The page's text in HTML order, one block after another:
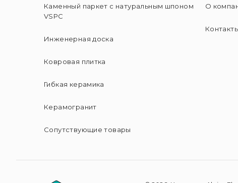
Каменный паркет с натуральным шпоном
VSPC
Инженерная доска
Ковровая плитка
Гибкая керамика
Керамогранит
Сопутствующие товары
О